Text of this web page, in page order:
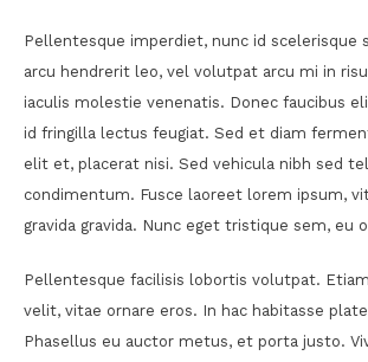
Pellentesque imperdiet, nunc id scelerisque
arcu hendrerit leo, vel volutpat arcu mi in
iaculis molestie venenatis. Donec faucibus
id fringilla lectus feugiat. Sed et diam
elit et, placerat nisi. Sed vehicula nibh sed
condimentum. Fusce laoreet lorem ipsum,
gravida gravida. Nunc eget tristique sem, eu
Pellentesque facilisis lobortis volutpat.
velit, vitae ornare eros. In hac habitasse
Phasellus eu auctor metus, et porta justo.